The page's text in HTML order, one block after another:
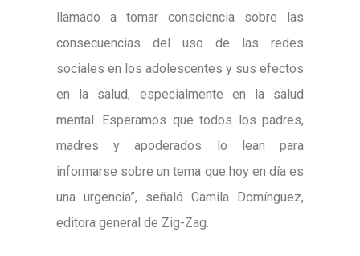
llamado a tomar consciencia sobre las
consecuencias del uso de las redes
sociales en los adolescentes y sus efectos
en la salud, especialmente en la salud
mental. Esperamos que todos los padres,
madres y apoderados lo lean para
informarse sobre un tema que hoy en día es
una urgencia”, señaló Camila Domínguez,
editora general de Zig-Zag.